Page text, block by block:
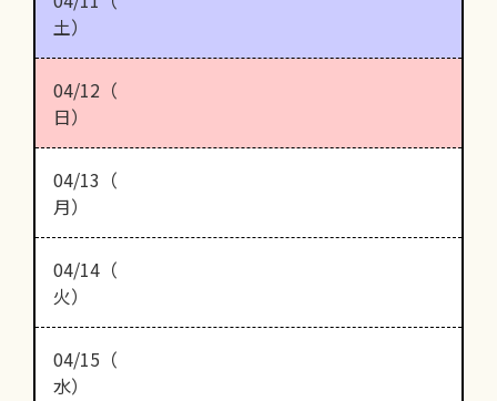
土）
04/12（
日）
04/13（
月）
04/14（
火）
04/15（
水）